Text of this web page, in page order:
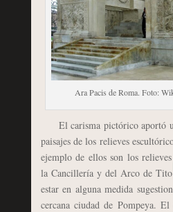
Ara Pacis de Roma. Foto:
El carisma pictórico aportó
paisajes de los relieves
ejemplo de ellos son los
la Cancillería y del Arco de Tito
estar en alguna medida
cercana ciudad de Pompeya.